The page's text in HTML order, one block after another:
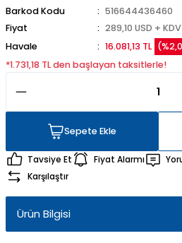
Barkod Kodu
516644436460
Fiyat
289,10 USD + KDV
Havale
16.081,13 TL
*1.731,18 TL den başlayan taksitlerle!
Sepete Ekle
Tavsiye Et Fiyat Alarmı
Karşılaştır
Ürün Bilgisi